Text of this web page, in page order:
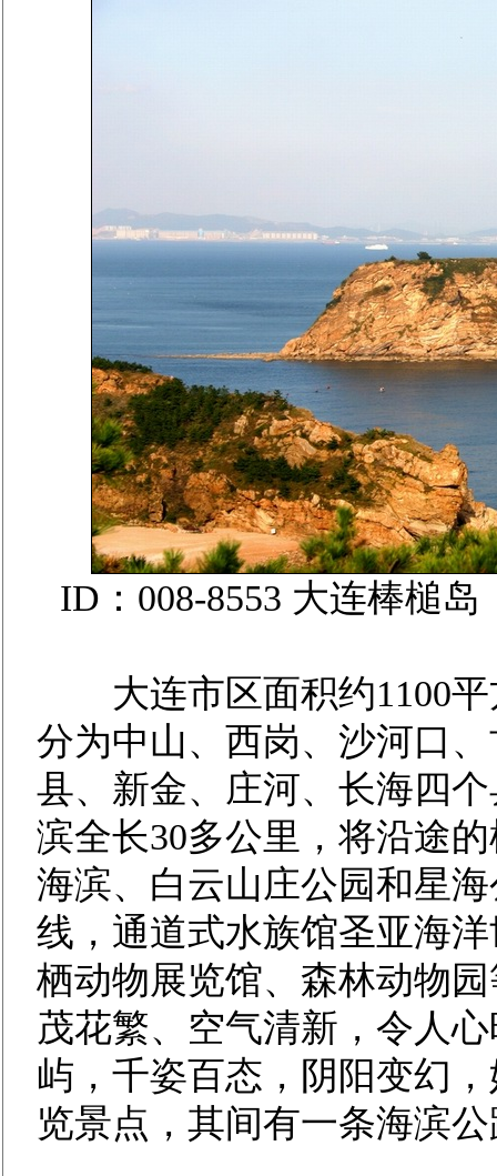
ID：008-8553 大连棒槌
大连市区面积约1100平
分为中山、西岗、沙河口
县、新金、庄河、长海四
滨全长30多公里，将沿途
海滨、白云山庄公园和星
线，通道式水族馆圣亚海
栖动物展览馆、森林动物
茂花繁、空气清新，令人
屿，千姿百态，阴阳变幻
览景点，其间有一条海滨